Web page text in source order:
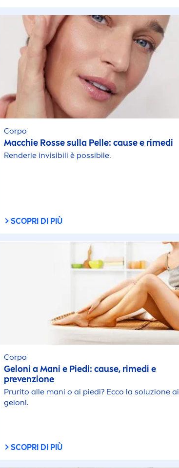
Corpo
Macchie Rosse sulla Pelle: cause e rimedi
Renderle invisibili è possibile.
SCOPRI DI PIÙ
Corpo
Geloni a Mani e Piedi: cause, rimedi e
prevenzione
Prurito alle mani o ai piedi? Ecco la soluzione ai
geloni.
SCOPRI DI PIÙ